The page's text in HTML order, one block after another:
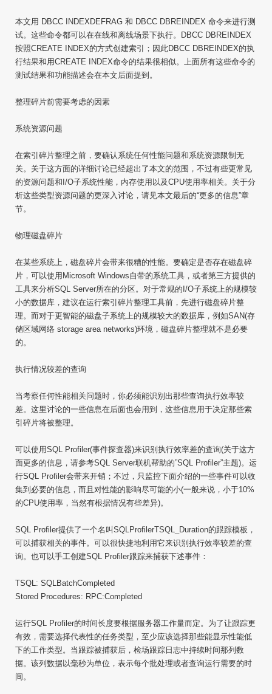
本文用 DBCC INDEXDEFRAG 和 DBCC DBREINDEX 命令来进行测
试。这些命令都可以在在线和离线场景下执行。DBCC DBREINDEX
按照CREATE INDEX的方式创建索引；因此DBCC DBREINDEX的执
行结果和用CREATE INDEX命令的结果很相似。上面所有这些命令的
测试结果和功能描述会在本文后面提到。
整理碎片前需要考虑的因素
系统资源问题
在索引碎片整理之前，要确认系统任何性能问题和系统资源限制无
关。关于这方面的详细讨论已经超出了本文的范围，不过有些更常见
的资源问题和I/O子系统性能，内存使用以及CPU使用率相关。关于分
析这些类型资源问题的更深入讨论，请见本文最后的“更多的信息”章
节。
物理磁盘碎片
在某些系统上，磁盘碎片会带来很糟的性能。要确定是否存在磁盘碎
片，可以使用Microsoft Windows自带的系统工具，或者第三方提供的
工具来分析SQL Server所在的分区。对于常规的I/O子系统上的规模较
小的数据库，建议在运行索引碎片整理工具前，先进行磁盘碎片整
理。而对于更智能的磁盘子系统上的规模较大的数据库，例如SAN(存
储区域网络 storage area networks)环境，磁盘碎片整理就不是必要
的。
执行情况较差的查询
当考察任何性能相关问题时，你必须能识别出那些查询执行效率较
差。这里讨论的一些信息在后面也会用到，这些信息用于决定那些索
引碎片将被整理。
可以使用SQL Profiler(事件探查器)来识别执行效率差的查询(关于这方
面更多的信息，请参考SQL Server联机帮助的”SQL Profiler”主题)。运
行SQL Profiler会带来开销；不过，只监控下面介绍的一些事件可以收
集到必要的信息，而且对性能的影响尽可能的小(一般来说，小于10%
的CPU使用率，当然有根据情况有些差异)。
SQL Profiler提供了一个名叫SQLProfilerTSQL_Duration的跟踪模板，
可以捕获相关的事件。可以很快捷地利用它来识别执行效率较差的查
询。也可以手工创建SQL Profiler跟踪来捕获下述事件：
TSQL: SQLBatchCompleted
Stored Procedures: RPC:Completed
运行SQL Profiler的时间长度要根据服务器工作量而定。为了让跟踪更
有效，需要选择代表性的任务类型，至少应该选择那些能显示性能低
下的工作类型。当跟踪被捕获后，检场跟踪日志中持续时间那列数
据。该列数据以毫秒为单位，表示每个批处理或者查询运行需要的时
间。